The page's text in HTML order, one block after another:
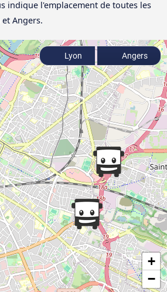
indique l'emplacement de toutes les
Angers.
+
−
Lyon Angers